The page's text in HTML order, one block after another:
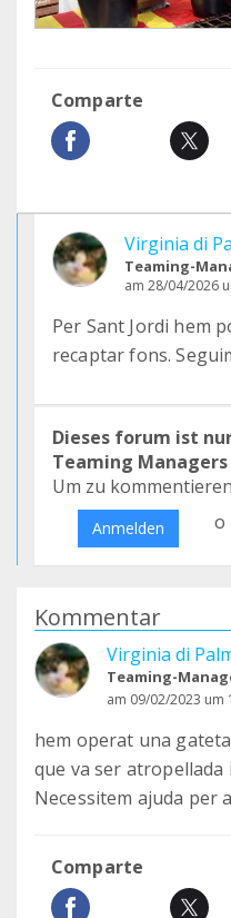
Comparte
Virginia di
Teaming-
am 28/04/2026
Per Sant Jordi hem
recaptar fons.
Dieses forum ist
Teaming
Um zu
Anmelden o
Kommentar
Virginia di
Teaming-
am 09/02/2023 um
hem operat una
que va ser atropellada
Necessitem ajuda per
Comparte